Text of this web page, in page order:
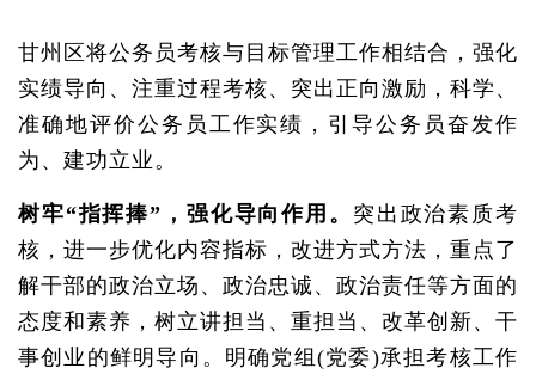
甘州区将公务员考核与目标管理工作相结合，强化
实绩导向、注重过程考核、突出正向激励，科学、
准确地评价公务员工作实绩，引导公务员奋发作
为、建功立业。
树牢“指挥捧”，强化导向作用。 突出政治素质考
核，进一步优化内容指标，改进方式方法，重点了
解干部的政治立场、政治忠诚、政治责任等方面的
态度和素养，树立讲担当、重担当、改革创新、干
事创业的鲜明导向。明确党组(党委)承担考核工作